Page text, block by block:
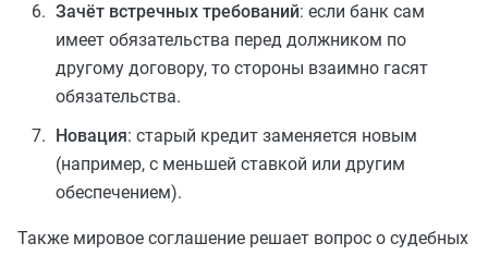
Зачёт встречных требований: если банк сам
имеет обязательства перед должником по
другому договору, то стороны взаимно гасят
обязательства.
Новация: старый кредит заменяется новым
(например, с меньшей ставкой или другим
обеспечением).
Также мировое соглашение решает вопрос о судебных